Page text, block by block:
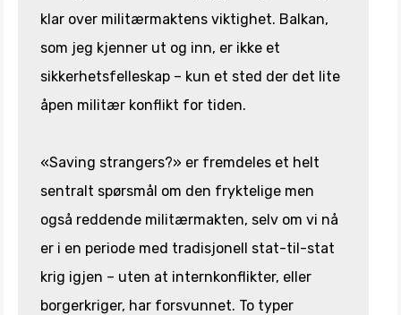
klar over militærmaktens viktighet. Balkan,
som jeg kjenner ut og inn, er ikke et
sikkerhetsfelleskap – kun et sted der det lite
åpen militær konflikt for tiden.
«Saving strangers?» er fremdeles et helt
sentralt spørsmål om den fryktelige men
også reddende militærmakten, selv om vi nå
er i en periode med tradisjonell stat-til-stat
krig igjen – uten at internkonflikter, eller
borgerkriger, har forsvunnet. To typer